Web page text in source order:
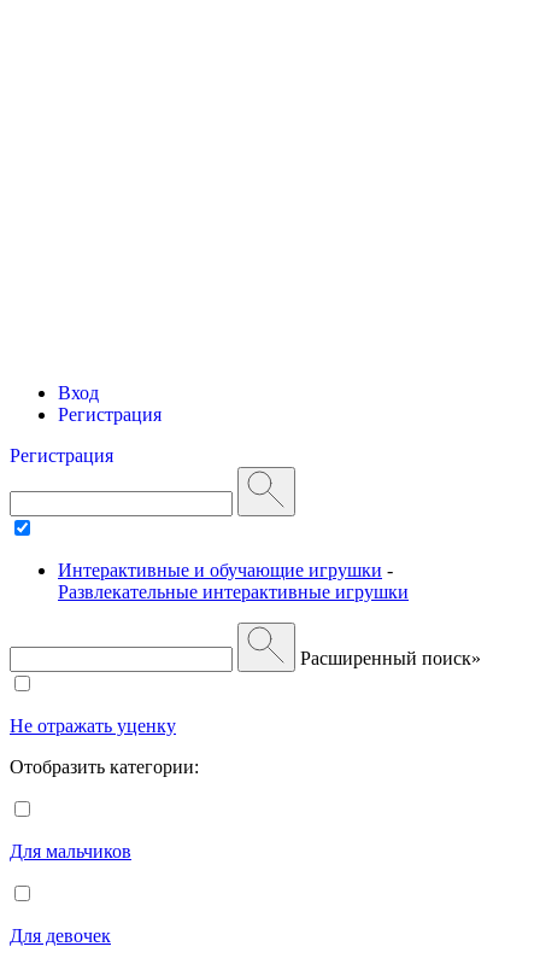
Вход
Регистрация
Регистрация
Интерактивные и обучающие игрушки -
Развлекательные интерактивные игрушки
Расширенный поиск»
Не отражать уценку
Отобразить категории:
Для мальчиков
Для девочек